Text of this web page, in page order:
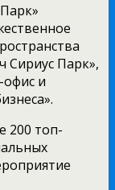
Сириус Парк»,
офис и
200 топ-